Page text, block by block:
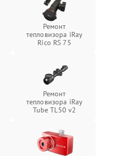
Ремонт
тепловизора iRay
Rico RS 75
Ремонт
тепловизора iRay
Tube TL50 v2